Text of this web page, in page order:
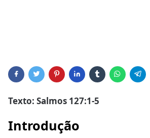
Texto: Salmos 127:1-5
Introdução